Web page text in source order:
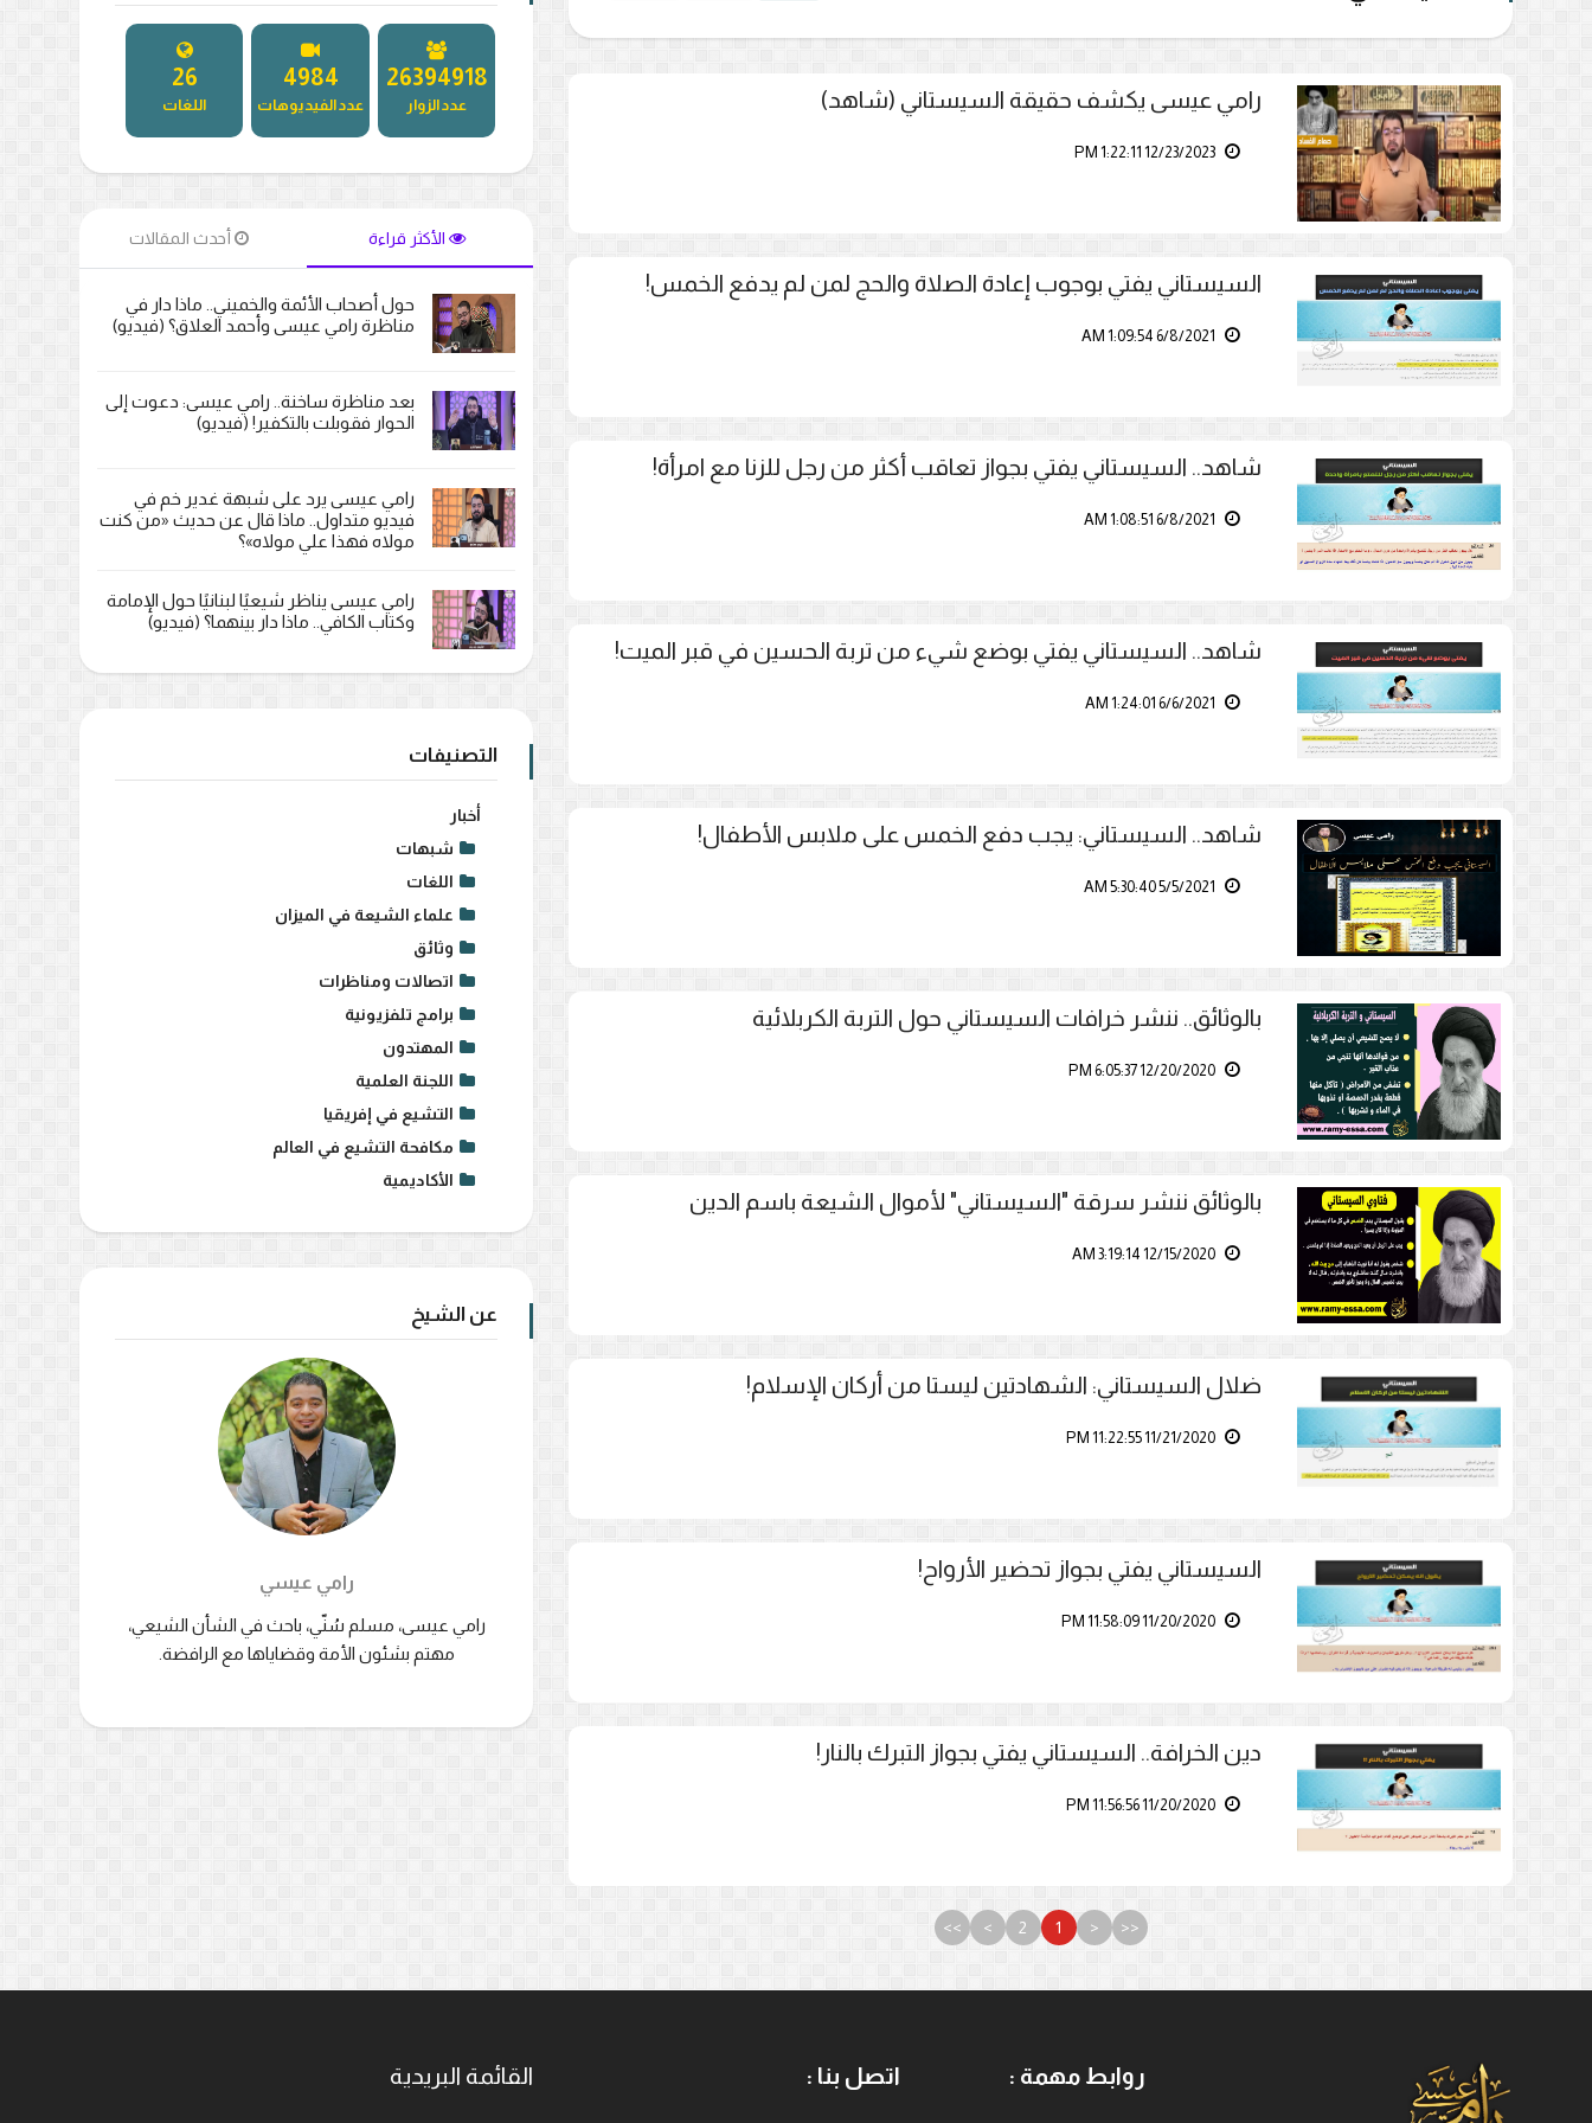
رامي عيسى يكشف حقيقة السيستاني (شاهد)
السيستاني يفتي بوجوب إعادة الصلاة والحج لمن لم يدفع الخمس!
شاهد.. السيستاني يفتي بجواز تعاقب أكثر من رجل للزنا مع امرأة!
شاهد.. السيستاني يفتي بوضع شيء من تربة الحسين في قبر الميت!
شاهد.. السيستاني: يجب دفع الخمس على ملابس الأطفال!
بالوثائق.. ننشر خرافات السيستاني حول التربة الكربلائية
بالوثائق ننشر سرقة "السيستاني" لأموال الشيعة باسم الدين
ضلال السيستاني: الشهادتين ليستا من أركان الإسلام!
السيستاني يفتي بجواز تحضير الأرواح!
دين الخرافة.. السيستاني يفتي بجواز التبرك بالنار!
<<
<
1
2
>
>>
27295675
عدد الزوار
5181
عدد الفيديوهات
27
اللغات
الأكثر قراءة أحدث المقالات
حول أصحاب الأئمة والخميني.. ماذا دار في
مناظرة رامي عيسى وأحمد العلاق؟ (فيديو)
بعد مناظرة ساخنة.. رامي عيسى: دعوت إلى
الحوار فقوبلت بالتكفير! (فيديو)
رامي عيسى يرد على شبهة غدير خم في
فيديو متداول.. ماذا قال عن حديث «من كنت
مولاه فهذا علي مولاه»؟
رامي عيسى يناظر شيعيًا لبنانيًا حول الإمامة
وكتاب الكافي.. ماذا دار بينهما؟ (فيديو)
التصنيفات
أخبار
شبهات
اللغات
علماء الشيعة في الميزان
وثائق
اتصالات ومناظرات
برامج تلفزيونية
المهتدون
اللجنة العلمية
التشيع في إفريقيا
مكافحة التشيع في العالم
الأكاديمية
عن الشيخ
رامي عيسي
رامي عيسى، مسلم سُنّي، باحث في الشأن الشيعي،
مهتم بشئون الأمة وقضاياها مع الرافضة.
روابط مهمة : اتصل بنا : القائمة البريدية